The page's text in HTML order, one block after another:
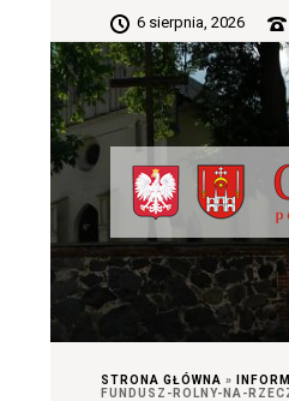
6 sierpnia, 2026
STRONA GŁÓWNA »
FUNDUSZ-ROLNY-NA-